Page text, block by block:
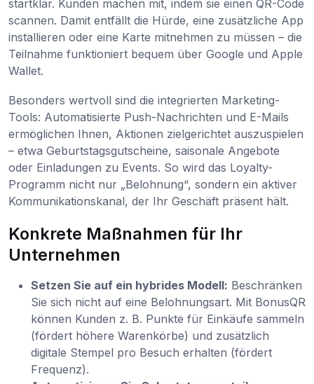
startklar. Kunden machen mit, indem sie einen QR-Code
scannen. Damit entfällt die Hürde, eine zusätzliche App
installieren oder eine Karte mitnehmen zu müssen – die
Teilnahme funktioniert bequem über Google und Apple
Wallet.
Besonders wertvoll sind die integrierten Marketing-
Tools: Automatisierte Push-Nachrichten und E-Mails
ermöglichen Ihnen, Aktionen zielgerichtet auszuspielen
– etwa Geburtstagsgutscheine, saisonale Angebote
oder Einladungen zu Events. So wird das Loyalty-
Programm nicht nur „Belohnung“, sondern ein aktiver
Kommunikationskanal, der Ihr Geschäft präsent hält.
Konkrete Maßnahmen für Ihr
Unternehmen
Setzen Sie auf ein hybrides Modell: Beschränken
Sie sich nicht auf eine Belohnungsart. Mit BonusQR
können Kunden z. B. Punkte für Einkäufe sammeln
(fördert höhere Warenkörbe) und zusätzlich
digitale Stempel pro Besuch erhalten (fördert
Frequenz).